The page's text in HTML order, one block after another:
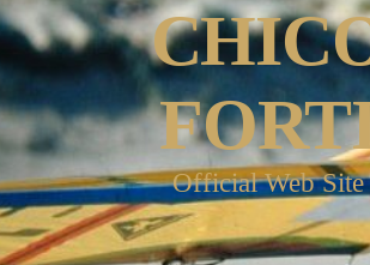
Official Web Site